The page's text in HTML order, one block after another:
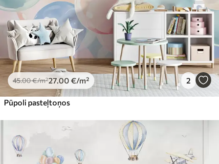
Premium vinils
65.0039.00€ /m²
Peel and Stick
81.6548.99€/m²
45.00€/m²27 .00 €/m² 2
Pūpoli pasteļtoņos